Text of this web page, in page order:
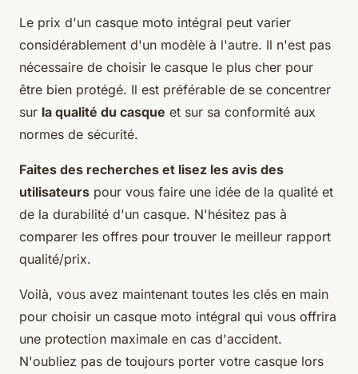
Le prix d'un casque moto intégral peut varier
considérablement d'un modèle à l'autre. Il n'est pas
nécessaire de choisir le casque le plus cher pour
être bien protégé. Il est préférable de se concentrer
sur la qualité du casque et sur sa conformité aux
normes de sécurité.
Faites des recherches et lisez les avis des
utilisateurs pour vous faire une idée de la qualité et
de la durabilité d'un casque. N'hésitez pas à
comparer les offres pour trouver le meilleur rapport
qualité/prix.
Voilà, vous avez maintenant toutes les clés en main
pour choisir un casque moto intégral qui vous offrira
une protection maximale en cas d'accident.
N'oubliez pas de toujours porter votre casque lors